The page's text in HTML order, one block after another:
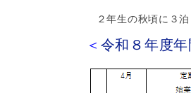
２年生の秋頃に３泊
＜ 令和８年度